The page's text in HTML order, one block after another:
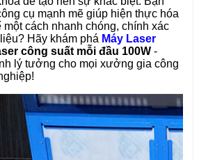
cụ mạnh mẽ giúp hiện thực hóa
cách nhanh chóng, chính xác
Hãy khám phá Máy Laser
công suất mỗi đầu 100W -
lý tưởng cho mọi xưởng gia công